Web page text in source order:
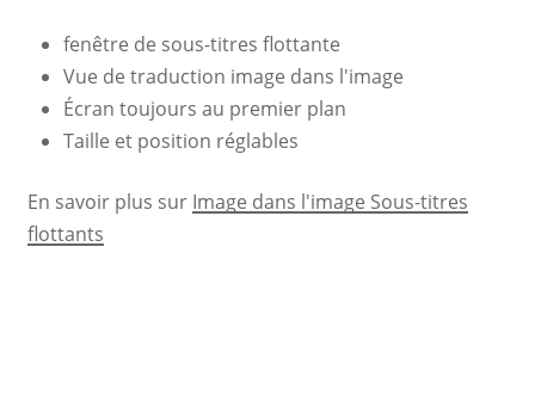
fenêtre de sous-titres flottante
Vue de traduction image dans l'image
Écran toujours au premier plan
Taille et position réglables
En savoir plus sur Image dans l'image Sous-titres
flottants